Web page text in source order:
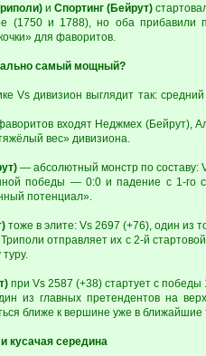
и Спортинг (Бейрут)
(1750 и 1788), но оба прибавили
для фаворитов.
самый мощный?
Vs дивизион выглядит так:
входят Неджмех
вес» дивизиона.
— абсолютный монстр по составу:
победы — 0:0 и падение с 1-го
потенциал».
тоже в элите: Vs 2697 (+76), один из
отправляет их с 2-й
при Vs 2587 (+38) стартует с
из главных претендентов на
ближе к вершине уже в ближайшие
кусачая середина